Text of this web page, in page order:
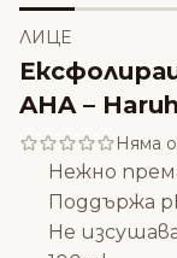
ЛИЦЕ
AHA –
Няма
Нежно
Поддържа
Не